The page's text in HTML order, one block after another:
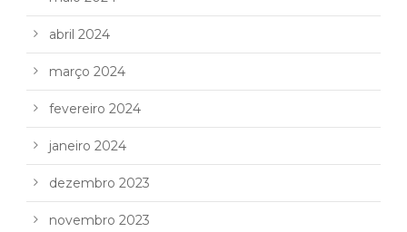
abril 2024
março 2024
fevereiro 2024
janeiro 2024
dezembro 2023
novembro 2023